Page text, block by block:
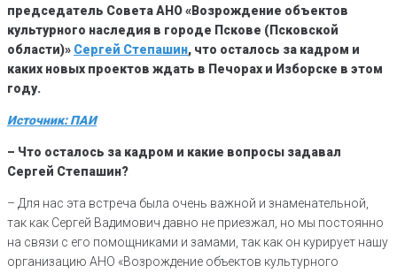
председатель Совета АНО «Возрождение объектов
культурного наследия в городе Пскове (Псковской
области)» Сергей Степашин, что осталось за кадром и
каких новых проектов ждать в Печорах и Изборске в этом
году.
Источник: ПАИ
– Что осталось за кадром и какие вопросы задавал
Сергей Степашин?
– Для нас эта встреча была очень важной и знаменательной,
так как Сергей Вадимович давно не приезжал, но мы постоянно
на связи с его помощниками и замами, так как он курирует нашу
организацию АНО «Возрождение объектов культурного